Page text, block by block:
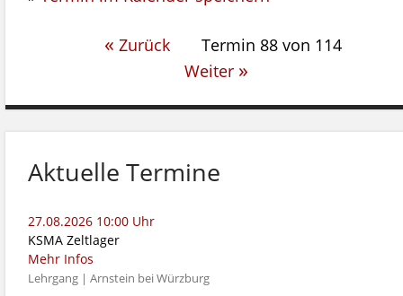
« Zurück
Termin 88 von 114
Weiter »
Aktuelle Termine
27.08.2026 10:00 Uhr
KSMA Zeltlager
Mehr Infos
Lehrgang | Arnstein bei Würzburg